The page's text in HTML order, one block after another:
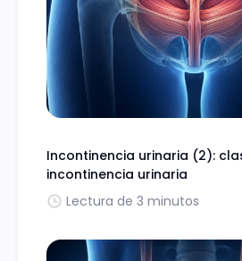
Incontinencia urinaria (2):
incontinencia urinaria
Lectura de 3 minutos